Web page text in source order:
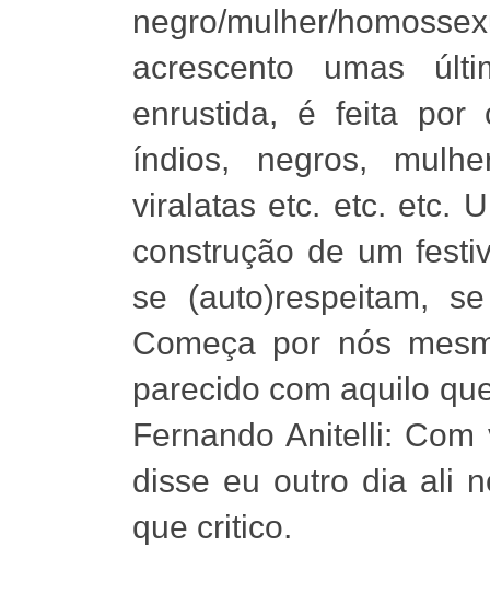
negro/mulher/
acrescento umas
enrustida, é feita por
índios, negros,
viralatas etc. etc. etc.
construção de um
se (auto)respeitam,
Começa por nós
parecido com aquilo
Fernando Anitelli:
disse eu outro dia ali
que critico.